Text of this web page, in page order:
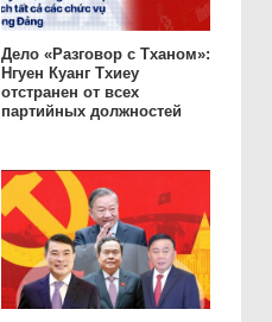
Дело «Разговор с Тханом»:
Нгуен Куанг Тхиеу
отстранен от всех
партийных должностей